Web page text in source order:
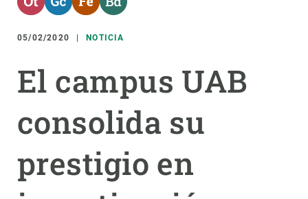
navegación
05/02/2020 NOTICIA
El campus UAB
consolida su
prestigio en
responsive
Responsive
menu
SOBRE NOSOTROS
INVESTIGACIÓN
ÚNETE A NOSOTROS
PARTICIPA